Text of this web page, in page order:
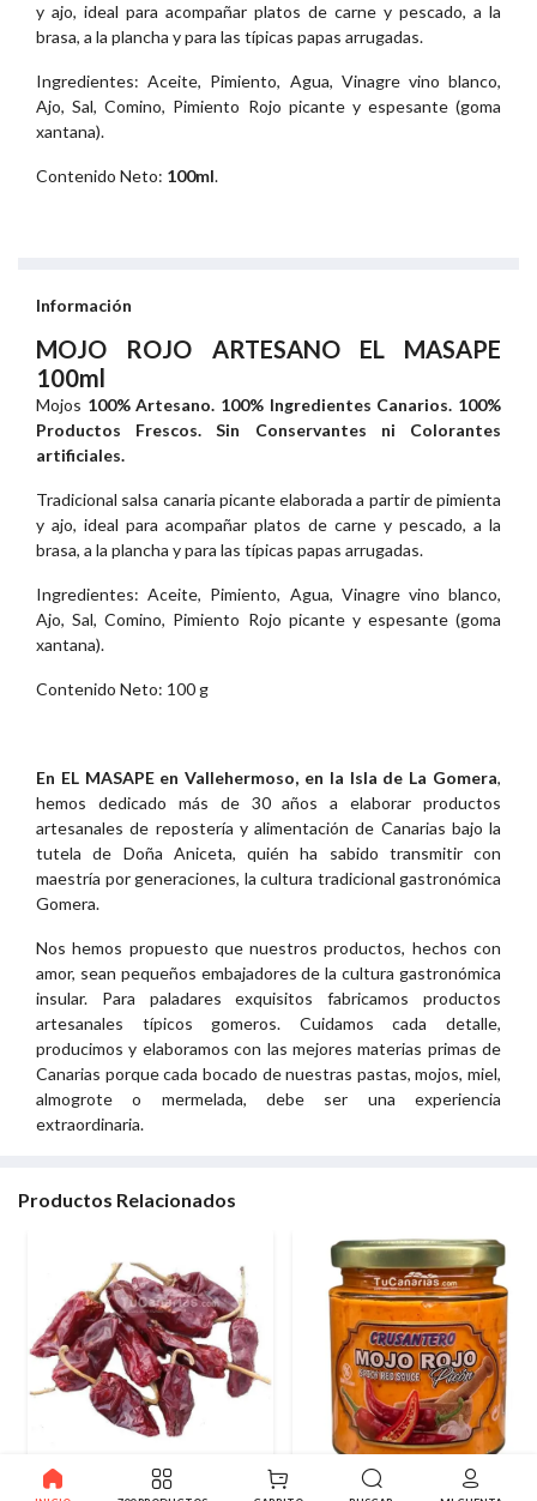
y ajo, ideal para acompañar platos de carne y pescado, a la
brasa, a la plancha y para las típicas papas arrugadas.
Ingredientes: Aceite, Pimiento, Agua, Vinagre vino blanco,
Ajo, Sal, Comino, Pimiento Rojo picante y espesante (goma
xantana).
Contenido Neto: 100ml.
Información
MOJO ROJO ARTESANO EL MASAPE
100ml
Mojos 100% Artesano. 100% Ingredientes Canarios. 100%
Productos Frescos.Sin Conservantes ni Colorantes
artificiales.
Tradicional salsa canaria picante elaborada a partir de pimienta
y ajo, ideal para acompañar platos de carne y pescado, a la
brasa, a la plancha y para las típicas papas arrugadas.
Ingredientes: Aceite, Pimiento, Agua, Vinagre vino blanco,
Ajo, Sal, Comino, Pimiento Rojo picante y espesante (goma
xantana).
Contenido Neto: 100 g
En EL MASAPE en Vallehermoso, en la Isla de La Gomera,
hemos dedicado más de 30 años a elaborar productos
artesanales de repostería y alimentación de Canarias bajo la
tutela de Doña Aniceta, quién ha sabido transmitir con
maestría por generaciones, la cultura tradicional gastronómica
Gomera.
Nos hemos propuesto que nuestros productos, hechos con
amor, sean pequeños embajadores de la cultura gastronómica
insular. Para paladares exquisitos fabricamos productos
artesanales típicos gomeros. Cuidamos cada detalle,
producimos y elaboramos con las mejores materias primas de
Canarias porque cada bocado de nuestras pastas, mojos, miel,
almogrote o mermelada, debe ser una experiencia
extraordinaria.
Productos Relacionados
Pimienta Palmera Seca